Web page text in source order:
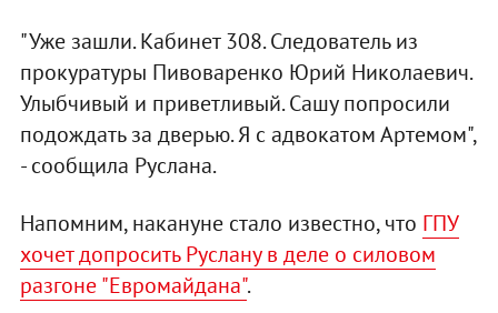
"Уже зашли. Кабинет 308. Следователь из
прокуратуры Пивоваренко Юрий Николаевич.
Улыбчивый и приветливый. Сашу попросили
подождать за дверью. Я с адвокатом Артемом",
- сообщила Руслана.
Напомним, накануне стало известно, что ГПУ
хочет допросить Руслану в деле о силовом
разгоне "Евромайдана".